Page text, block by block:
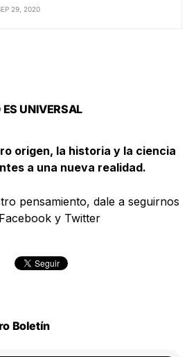
29, 2020
UNIVERSAL
origen, la historia y la ciencia
a una nueva realidad.
pensamiento, dale a seguirnos
y Twitter
Boletín